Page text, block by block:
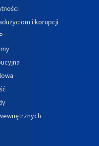
i korupcji